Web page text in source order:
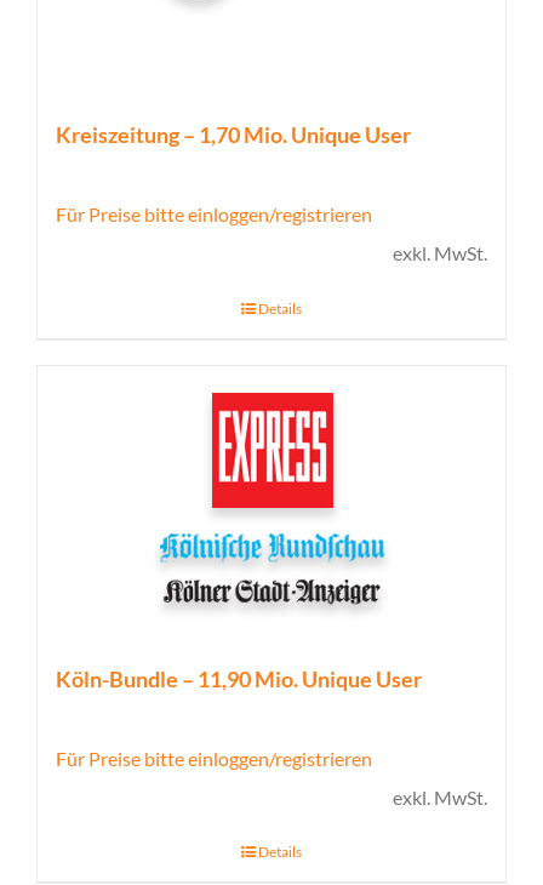
Kreiszeitung – 1,70 Mio. Unique User
Für Preise bitte einloggen/registrieren
exkl. MwSt.
Details
Köln-Bundle – 11,90 Mio. Unique User
Für Preise bitte einloggen/registrieren
exkl. MwSt.
Details